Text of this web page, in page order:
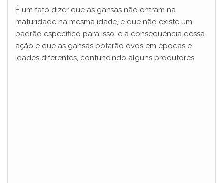
É um fato dizer que as gansas não entram na
maturidade na mesma idade, e que não existe um
padrão específico para isso, e a consequência dessa
ação é que as gansas botarão ovos em épocas e
idades diferentes, confundindo alguns produtores.